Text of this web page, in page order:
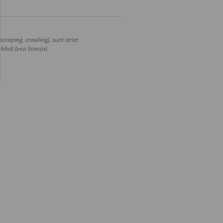
crawling), sunt strict
(vezi licența).